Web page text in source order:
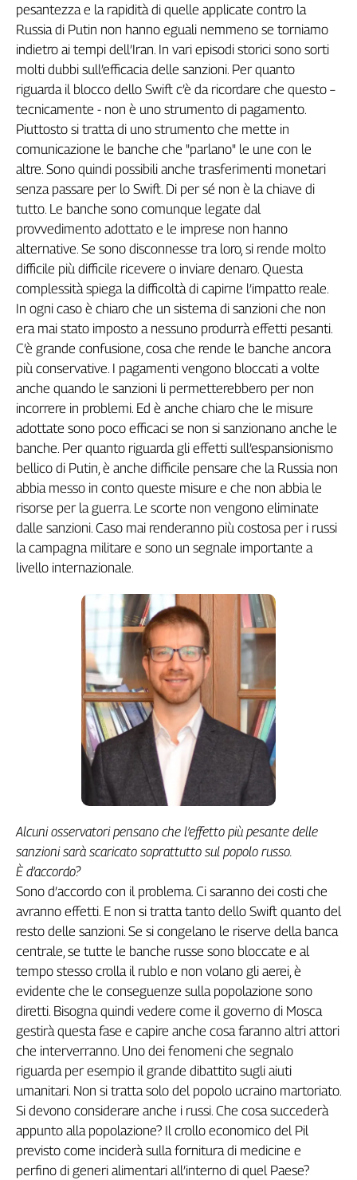
Collettiva
Talk
La
settimana
Collettiva
Girasoli
Il
Sassolino
Linea
Economica
Tech
It
Easy
Inserti
Idea
Diffusa
InFlai
Le
trasmissioni
tv
Work
in
Progress
L'Italia
Lavoro
Territori
Abruzzo-
Liguria
Lombardia
Marche
Piemonte
Puglia
Sardegna
Sicilia
Toscana
Trentino
Umbria
Valle
D'Aosta
Veneto
Archivio
Storico
1955-
2014
pesantezza e la rapidità di quelle applicate contro la
Russia di Putin non hanno eguali nemmeno se torniamo
indietro ai tempi dell’Iran. In vari episodi storici sono sorti
molti dubbi sull’efficacia delle sanzioni. Per quanto
riguarda il blocco dello Swift c’è da ricordare che questo –
tecnicamente - non è uno strumento di pagamento.
Piuttosto si tratta di uno strumento che mette in
comunicazione le banche che "parlano" le une con le
altre. Sono quindi possibili anche trasferimenti monetari
senza passare per lo Swift. Di per sé non è la chiave di
tutto. Le banche sono comunque legate dal
provvedimento adottato e le imprese non hanno
alternative. Se sono disconnesse tra loro, si rende molto
difficile più difficile ricevere o inviare denaro. Questa
complessità spiega la difficoltà di capirne l’impatto reale.
In ogni caso è chiaro che un sistema di sanzioni che non
era mai stato imposto a nessuno produrrà effetti pesanti.
C’è grande confusione, cosa che rende le banche ancora
più conservative. I pagamenti vengono bloccati a volte
anche quando le sanzioni li permetterebbero per non
incorrere in problemi. Ed è anche chiaro che le misure
adottate sono poco efficaci se non si sanzionano anche le
banche. Per quanto riguarda gli effetti sull’espansionismo
bellico di Putin, è anche difficile pensare che la Russia non
abbia messo in conto queste misure e che non abbia le
risorse per la guerra. Le scorte non vengono eliminate
dalle sanzioni. Caso mai renderanno più costosa per i russi
la campagna militare e sono un segnale importante a
livello internazionale.
Alcuni osservatori pensano che l’effetto più pesante delle
sanzioni sarà scaricato soprattutto sul popolo russo.
È d’accordo?
Sono d’accordo con il problema. Ci saranno dei costi che
avranno effetti. E non si tratta tanto dello Swift quanto del
resto delle sanzioni. Se si congelano le riserve della banca
centrale, se tutte le banche russe sono bloccate e al
tempo stesso crolla il rublo e non volano gli aerei, è
evidente che le conseguenze sulla popolazione sono
diretti. Bisogna quindi vedere come il governo di Mosca
gestirà questa fase e capire anche cosa faranno altri attori
che interverranno. Uno dei fenomeni che segnalo
riguarda per esempio il grande dibattito sugli aiuti
umanitari. Non si tratta solo del popolo ucraino martoriato.
Si devono considerare anche i russi. Che cosa succederà
appunto alla popolazione? Il crollo economico del Pil
previsto come inciderà sulla fornitura di medicine e
perfino di generi alimentari all’interno di quel Paese?